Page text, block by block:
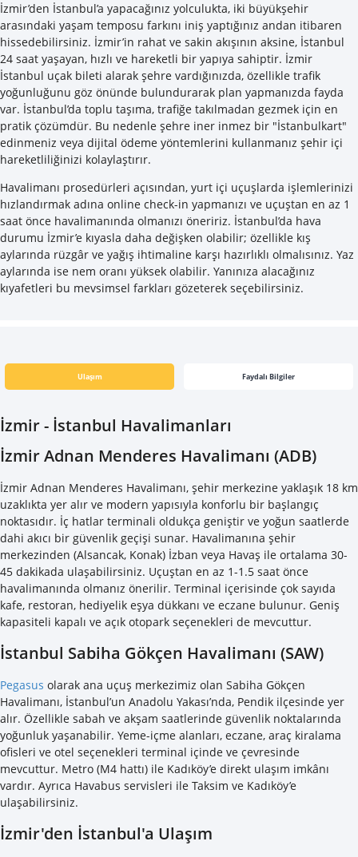
İzmir’den İstanbul’a yapacağınız yolculukta, iki büyükşehir
arasındaki yaşam temposu farkını iniş yaptığınız andan itibaren
hissedebilirsiniz. İzmir’in rahat ve sakin akışının aksine, İstanbul
24 saat yaşayan, hızlı ve hareketli bir yapıya sahiptir. İzmir
İstanbul uçak bileti alarak şehre vardığınızda, özellikle trafik
yoğunluğunu göz önünde bulundurarak plan yapmanızda fayda
var. İstanbul’da toplu taşıma, trafiğe takılmadan gezmek için en
pratik çözümdür. Bu nedenle şehre iner inmez bir "İstanbulkart"
edinmeniz veya dijital ödeme yöntemlerini kullanmanız şehir içi
hareketliliğinizi kolaylaştırır.
Havalimanı prosedürleri açısından, yurt içi uçuşlarda işlemlerinizi
hızlandırmak adına online check-in yapmanızı ve uçuştan en az 1
saat önce havalimanında olmanızı öneririz. İstanbul’da hava
durumu İzmir’e kıyasla daha değişken olabilir; özellikle kış
aylarında rüzgâr ve yağış ihtimaline karşı hazırlıklı olmalısınız. Yaz
aylarında ise nem oranı yüksek olabilir. Yanınıza alacağınız
kıyafetleri bu mevsimsel farkları gözeterek seçebilirsiniz.
Ulaşım Faydalı Bilgiler
İzmir - İstanbul Havalimanları
İzmir Adnan Menderes Havalimanı (ADB)
İzmir Adnan Menderes Havalimanı, şehir merkezine yaklaşık 18 km
uzaklıkta yer alır ve modern yapısıyla konforlu bir başlangıç
noktasıdır. İç hatlar terminali oldukça geniştir ve yoğun saatlerde
dahi akıcı bir güvenlik geçişi sunar. Havalimanına şehir
merkezinden (Alsancak, Konak) İzban veya Havaş ile ortalama 30-
45 dakikada ulaşabilirsiniz. Uçuştan en az 1-1.5 saat önce
havalimanında olmanız önerilir. Terminal içerisinde çok sayıda
kafe, restoran, hediyelik eşya dükkanı ve eczane bulunur. Geniş
kapasiteli kapalı ve açık otopark seçenekleri de mevcuttur.
İstanbul Sabiha Gökçen Havalimanı (SAW)
Pegasus olarak ana uçuş merkezimiz olan Sabiha Gökçen
Havalimanı, İstanbul’un Anadolu Yakası’nda, Pendik ilçesinde yer
alır. Özellikle sabah ve akşam saatlerinde güvenlik noktalarında
yoğunluk yaşanabilir. Yeme-içme alanları, eczane, araç kiralama
ofisleri ve otel seçenekleri terminal içinde ve çevresinde
mevcuttur. Metro (M4 hattı) ile Kadıköy’e direkt ulaşım imkânı
vardır. Ayrıca Havabus servisleri ile Taksim ve Kadıköy’e
ulaşabilirsiniz.
İzmir'den İstanbul'a Ulaşım